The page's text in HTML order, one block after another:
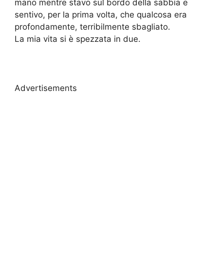
mano mentre stavo sul bordo della sabbia e
sentivo, per la prima volta, che qualcosa era
profondamente, terribilmente sbagliato.
La mia vita si è spezzata in due.
Advertisements